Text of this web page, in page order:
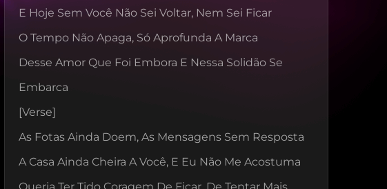
E Hoje Sem Você Não Sei Voltar, Nem Sei Ficar
O Tempo Não Apaga, Só Aprofunda A Marca
Desse Amor Que Foi Embora E Nessa Solidão Se
Embarca
[verse]
As Fotas Ainda Doem, As Mensagens Sem Resposta
A Casa Ainda Cheira A Você, E Eu Não Me Acostuma